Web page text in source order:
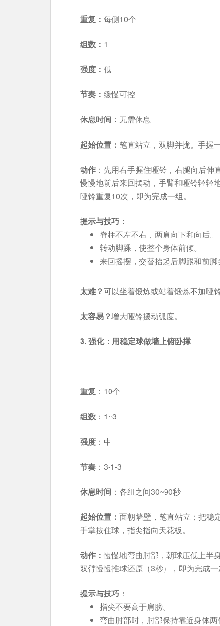
重复： 每侧10个
组数： 1
强度： 低
节奏： 缓慢可控
休息时间： 无需休息
起始位置： 笔直站立，双脚并拢。手握
动作 ：先用右手握住哑铃，右腿向后
慢慢地前后来回摆动，手臂和哑铃轻轻
哑铃重复10次，即为完成一组。
提示与技巧：
脊柱不左不右，两肩向下和向后。
转动脚踝，使整个身体前倾。
来回摇摆，交替抬起后脚跟和前脚
太难？可以坐着锻炼或站着锻炼不加哑铃
太容易？增大哑铃摆动弧度。
3. 强化：用稳定球做墙上俯卧撑
重复 ：10个
组数 ：1~3
强度 ：中
节奏 ：3-1-3
休息时间 ：各组之间30~90秒
起始位置：面朝墙壁，笔直站立；把稳
手掌按住球，指尖指向天花板。
动作：慢慢地弯曲肘部，朝球压低上半
双臂慢慢推球还原（3秒），即为完成一
提示与技巧：
指尖不要高于肩膀。
弯曲肘部时，肘部保持靠近身体两